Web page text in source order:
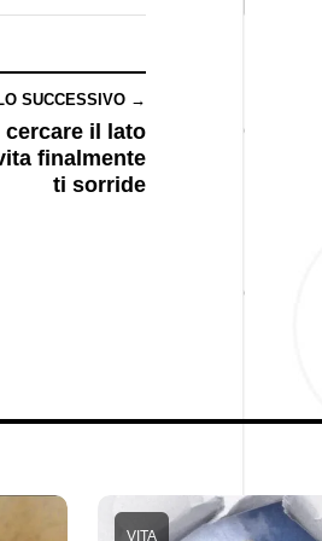
SUCCESSIVO →
cercare il lato
finalmente
ti sorride
VITA